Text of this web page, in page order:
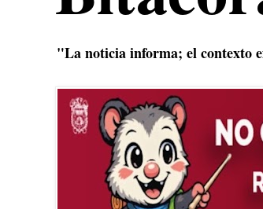
"La noticia informa; el contexto